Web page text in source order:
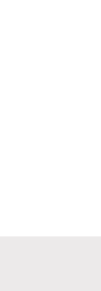
LinkedIn